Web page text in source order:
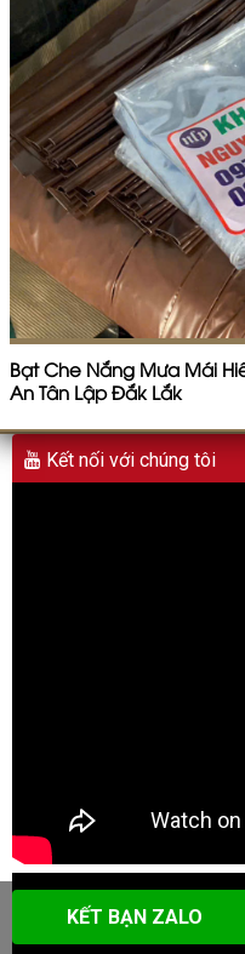
Bạt Che Nắng Mưa Mái
An Tân Lập Đắk Lắk
Kết nối với chúng tôi
KẾT BẠN ZALO